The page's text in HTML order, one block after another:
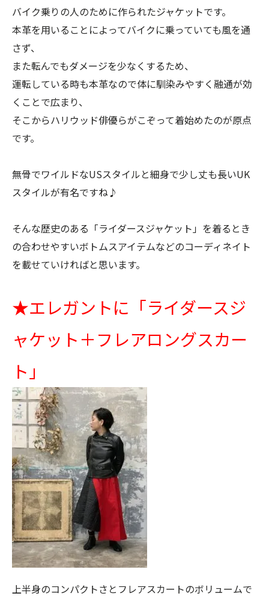
バイク乗りの人のために作られたジャケットです。
本革を用いることによってバイクに乗っていても風を通
さず、
また転んでもダメージを少なくするため、
運転している時も本革なので体に馴染みやすく融通が効
くことで広まり、
そこからハリウッド俳優らがこぞって着始めたのが原点
です。
無骨でワイルドなUSスタイルと細身で少し丈も長いUK
スタイルが有名ですね♪
そんな歴史のある「ライダースジャケット」を着るとき
の合わせやすいボトムスアイテムなどのコーディネイト
を載せていければと思います。
★エレガントに「ライダースジ
ャケット＋フレアロングスカー
ト」
上半身のコンパクトさとフレアスカートのボリュームで